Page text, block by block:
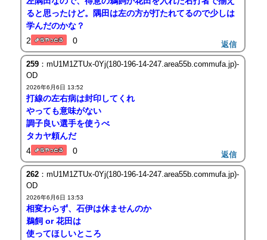
ると思ったけど。隅田は左の方が打たれてるので少しは
学んだのかな？
2
0 返信
259：mU1M1ZTUx-0Yj(180-196-14-247.area55b.commufa.jp)-
OD
2026年6月6日 13:52
打線の左右病は封印してくれ
やっても意味がない
調子良い選手を使うべ
タカヤ頼んだ
4
0 返信
262：mU1M1ZTUx-0Yj(180-196-14-247.area55b.commufa.jp)-
OD
2026年6月6日 13:53
相変わらず、石伊は休ませんのか
鵜飼 or 花田は
使ってほしいところ